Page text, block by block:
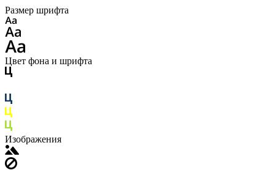
Размер шрифта
Цвет фона и шрифта
Изображения